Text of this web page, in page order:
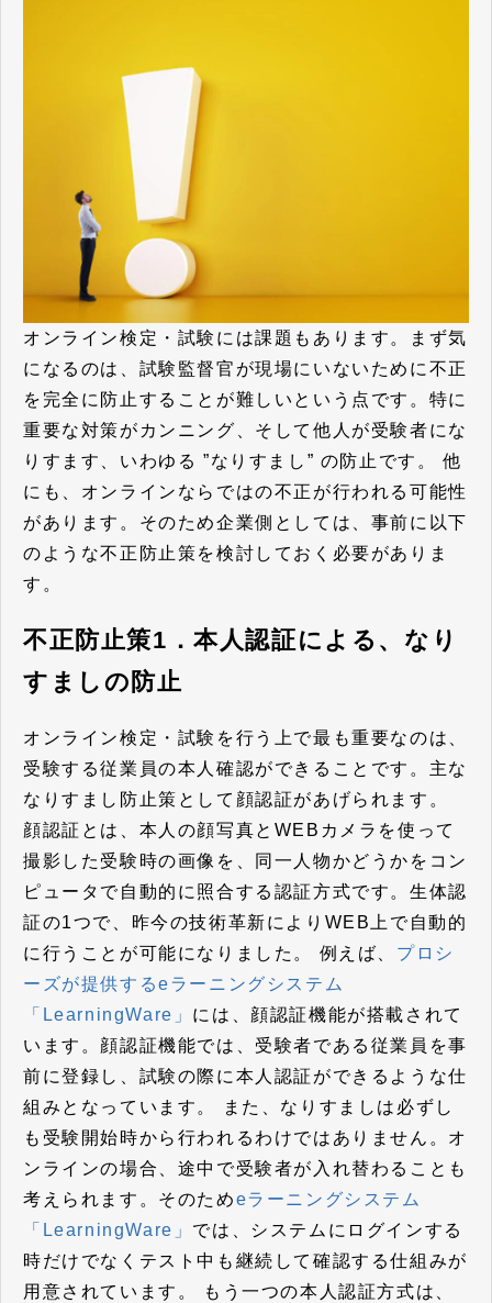
オンライン検定・試験には課題もあります。まず気
になるのは、試験監督官が現場にいないために不正
を完全に防止することが難しいという点です。特に
重要な対策がカンニング、そして他人が受験者にな
りすます、いわゆる ”なりすまし” の防止 です。 他
にも、オンラインならではの不正が行われる可能性
があります。そのため企業側としては、事前に以下
のような不正防止策を検討しておく必要がありま
す。
不正防止策1．本人認証による、なり
すましの防止
オンライン検定・試験を行う上で最も重要なのは、
受験する従業員の本人確認ができることです。 主な
なりすまし防止策として顔認証があげられます。
顔認証とは、本人の顔写真とWEBカメラを使って
撮影した受験時の画像を、同一人物かどうかをコン
ピュータで自動的に照合する認証方式です。生体認
証の1つで、昨今の技術革新によりWEB上で自動的
に行うことが可能になりました。 例えば、 プロシ
ーズが提供するeラーニングシステム
「LearningWare」 には、顔認証機能が搭載されて
います。顔認証機能では、受験者である従業員を事
前に登録し、試験の際に本人認証ができるような仕
組みとなっています。 また、なりすましは必ずし
も受験開始時から行われるわけではありません。オ
ンラインの場合、途中で受験者が入れ替わることも
考えられます。そのためeラーニングシステム
「LearningWare」 では、システムにログインする
時だけでなくテスト中も継続して確認する仕組みが
用意されています。 もう一つの本人認証方式は、